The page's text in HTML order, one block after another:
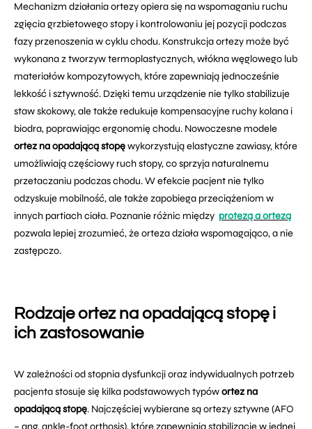
Mechanizm działania ortezy opiera się na wspomaganiu ruchu
zgięcia grzbietowego stopy i kontrolowaniu jej pozycji podczas
fazy przenoszenia w cyklu chodu. Konstrukcja ortezy może być
wykonana z tworzyw termoplastycznych, włókna węglowego lub
materiałów kompozytowych, które zapewniają jednocześnie
lekkość i sztywność. Dzięki temu urządzenie nie tylko stabilizuje
staw skokowy, ale także redukuje kompensacyjne ruchy kolana i
biodra, poprawiając ergonomię chodu. Nowoczesne modele
ortez na opadającą stopęwykorzystują elastyczne zawiasy, które
umożliwiają częściowy ruch stopy, co sprzyja naturalnemu
przetaczaniu podczas chodu. W efekcie pacjent nie tylko
odzyskuje mobilność, ale także zapobiega przeciążeniom w
innych partiach ciała. Poznanie różnic między protezą a ortezą
pozwala lepiej zrozumieć, że orteza działa wspomagająco, a nie
zastępczo.
Rodzaje ortez na opadającą stopę i
ich zastosowanie
W zależności od stopnia dysfunkcji oraz indywidualnych potrzeb
pacjenta stosuje się kilka podstawowych typówortez na
opadającą stopę. Najczęściej wybierane są ortezy sztywne (AFO